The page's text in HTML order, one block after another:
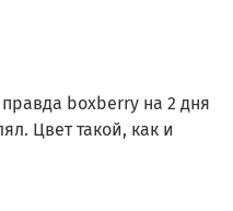
boxberry на 2 дня
Цвет такой, как и